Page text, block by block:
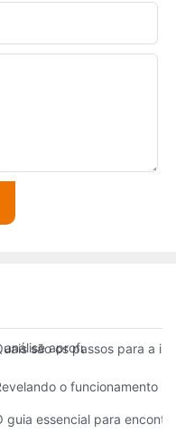
aprofundada do
são os passos para a
lodo: empresas líderes no
o funcionamento
de polpa do setor: um
guia essencial para